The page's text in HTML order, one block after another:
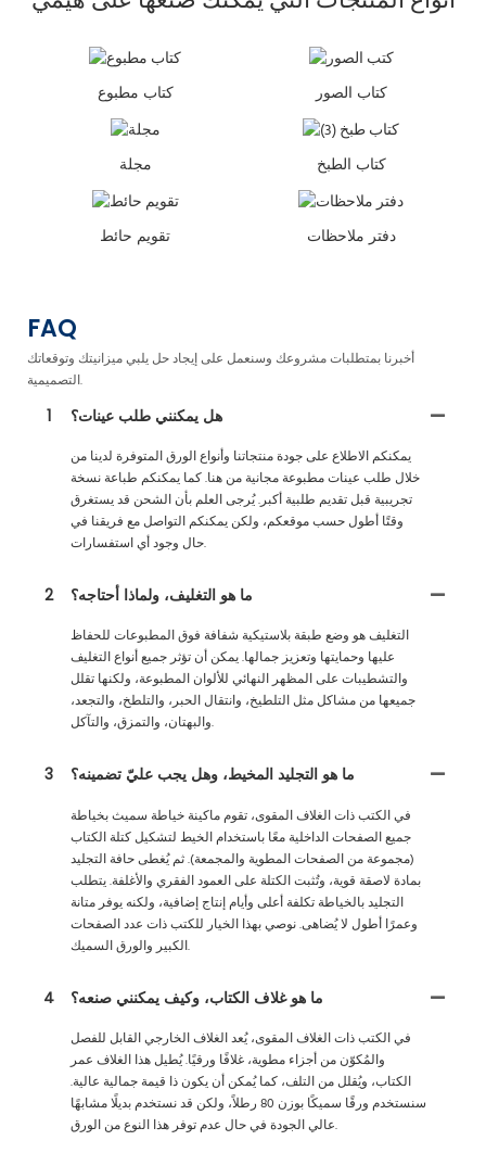
كتاب مطبوع كتاب الصور
مجلة كتاب الطبخ
تقويم حائط دفتر ملاحظات
FAQ
أخبرنا بمتطلبات مشروعك وسنعمل على إيجاد حل يلبي ميزانيتك وتوقعاتك
التصميمية.
1
هل يمكنني طلب عينات؟
يمكنكم الاطلاع على جودة منتجاتنا وأنواع الورق المتوفرة لدينا من
خلال طلب عينات مطبوعة مجانية من هنا. كما يمكنكم طباعة نسخة
تجريبية قبل تقديم طلبية أكبر. يُرجى العلم بأن الشحن قد يستغرق
وقتًا أطول حسب موقعكم، ولكن يمكنكم التواصل مع فريقنا في
حال وجود أي استفسارات.
2
ما هو التغليف، ولماذا أحتاجه؟
التغليف هو وضع طبقة بلاستيكية شفافة فوق المطبوعات للحفاظ
عليها وحمايتها وتعزيز جمالها. يمكن أن تؤثر جميع أنواع التغليف
والتشطيبات على المظهر النهائي للألوان المطبوعة، ولكنها تقلل
جميعها من مشاكل مثل التلطيخ، وانتقال الحبر، والتلطخ، والتجعد،
والبهتان، والتمزق، والتآكل.
3
ما هو التجليد المخيط، وهل يجب عليّ تضمينه؟
في الكتب ذات الغلاف المقوى، تقوم ماكينة خياطة سميث بخياطة
جميع الصفحات الداخلية معًا باستخدام الخيط لتشكيل كتلة الكتاب
(مجموعة من الصفحات المطوية والمجمعة). ثم يُغطى حافة التجليد
بمادة لاصقة قوية، وتُثبت الكتلة على العمود الفقري والأغلفة. يتطلب
التجليد بالخياطة تكلفة أعلى وأيام إنتاج إضافية، ولكنه يوفر متانة
وعمرًا أطول لا يُضاهى. نوصي بهذا الخيار للكتب ذات عدد الصفحات
الكبير والورق السميك.
4
ما هو غلاف الكتاب، وكيف يمكنني صنعه؟
في الكتب ذات الغلاف المقوى، يُعد الغلاف الخارجي القابل للفصل
والمُكوّن من أجزاء مطوية، غلافًا ورقيًا. يُطيل هذا الغلاف عمر
الكتاب، ويُقلل من التلف، كما يُمكن أن يكون ذا قيمة جمالية عالية.
سنستخدم ورقًا سميكًا بوزن 80 رطلاً، ولكن قد نستخدم بديلًا مشابهًا
عالي الجودة في حال عدم توفر هذا النوع من الورق.